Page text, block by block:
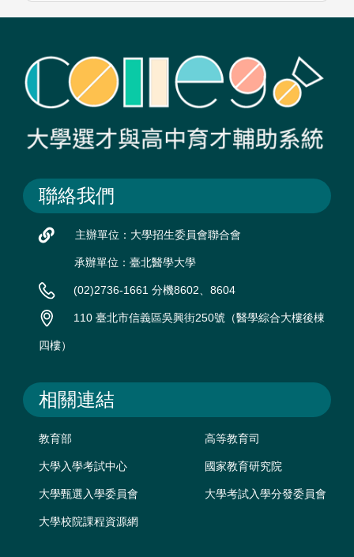
聯絡我們
主辦單位：大學招生委員會聯合會
承辦單位：臺北醫學大學
(02)2736-1661 分機8602、8604
110 臺北市信義區吳興街250號（醫學綜合大樓後棟
四樓）
相關連結
教育部 高等教育司
大學入學考試中心 國家教育研究院
大學甄選入學委員會 大學考試入學分發委員會
大學校院課程資源網